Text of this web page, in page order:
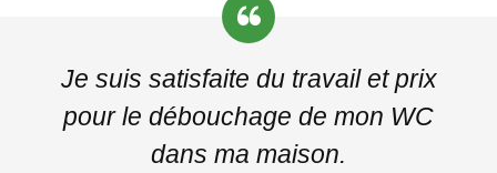
Je suis satisfaite du travail et prix
pour le débouchage de mon WC
dans ma maison.